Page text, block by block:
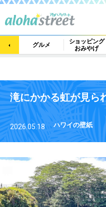
グルメ
ショッピング
おみやげ
滝にかかる虹が見ら
2026.05.18 ハワイの壁紙